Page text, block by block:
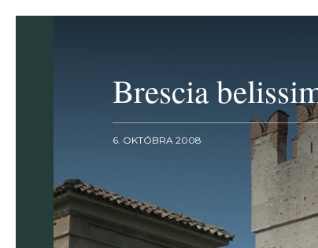
Brescia
6. OKTÓBRA 2008